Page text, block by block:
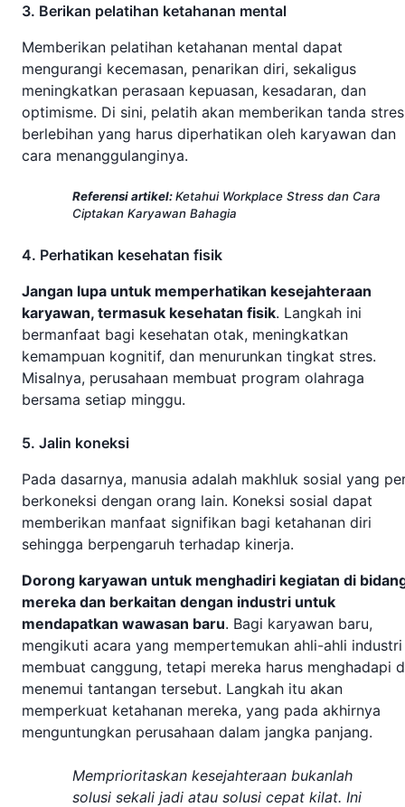
3. Berikan pelatihan ketahanan mental
Memberikan pelatihan ketahanan mental dapat
mengurangi kecemasan, penarikan diri, sekaligus
meningkatkan perasaan kepuasan, kesadaran, dan
optimisme. Di sini, pelatih akan memberikan tanda stres
berlebihan yang harus diperhatikan oleh karyawan dan
cara menanggulanginya.
Referensi artikel:Ketahui Workplace Stress dan Cara
Ciptakan Karyawan Bahagia
4. Perhatikan kesehatan fisik
Jangan lupa untuk memperhatikan kesejahteraan
karyawan, termasuk kesehatan fisik. Langkah ini
bermanfaat bagi kesehatan otak, meningkatkan
kemampuan kognitif, dan menurunkan tingkat stres.
Misalnya, perusahaan membuat program olahraga
bersama setiap minggu.
5. Jalin koneksi
Pada dasarnya, manusia adalah makhluk sosial yang
berkoneksi dengan orang lain. Koneksi sosial dapat
memberikan manfaat signifikan bagi ketahanan diri
sehingga berpengaruh terhadap kinerja.
Dorong karyawan untuk menghadiri kegiatan di
mereka dan berkaitan dengan industri untuk
mendapatkan wawasan baru. Bagi karyawan baru,
mengikuti acara yang mempertemukan ahli-ahli industri
membuat canggung, tetapi mereka harus menghadapi
menemui tantangan tersebut. Langkah itu akan
memperkuat ketahanan mereka, yang pada akhirnya
menguntungkan perusahaan dalam jangka panjang.
Memprioritaskan kesejahteraan bukanlah
solusi sekali jadi atau solusi cepat kilat. Ini